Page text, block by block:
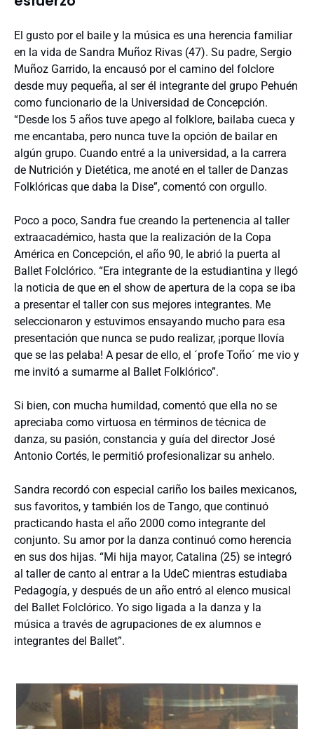
El gusto por el baile y la música es una herencia familiar
en la vida de Sandra Muñoz Rivas (47). Su padre, Sergio
Muñoz Garrido, la encausó por el camino del folclore
desde muy pequeña, al ser él integrante del grupo Pehuén
como funcionario de la Universidad de Concepción.
“Desde los 5 años tuve apego al folklore, bailaba cueca y
me encantaba, pero nunca tuve la opción de bailar en
algún grupo. Cuando entré a la universidad, a la carrera
de Nutrición y Dietética, me anoté en el taller de Danzas
Folklóricas que daba la Dise”, comentó con orgullo.
Poco a poco, Sandra fue creando la pertenencia al taller
extraacadémico, hasta que la realización de la Copa
América en Concepción, el año 90, le abrió la puerta al
Ballet Folclórico. “Era integrante de la estudiantina y llegó
la noticia de que en el show de apertura de la copa se iba
a presentar el taller con sus mejores integrantes. Me
seleccionaron y estuvimos ensayando mucho para esa
presentación que nunca se pudo realizar, ¡porque llovía
que se las pelaba! A pesar de ello, el ´profe Toño´ me vio y
me invitó a sumarme al Ballet Folklórico”.
Si bien, con mucha humildad, comentó que ella no se
apreciaba como virtuosa en términos de técnica de
danza, su pasión, constancia y guía del director José
Antonio Cortés, le permitió profesionalizar su anhelo.
Sandra recordó con especial cariño los bailes mexicanos,
sus favoritos, y también los de Tango, que continuó
practicando hasta el año 2000 como integrante del
conjunto. Su amor por la danza continuó como herencia
en sus dos hijas. “Mi hija mayor, Catalina (25) se integró
al taller de canto al entrar a la UdeC mientras estudiaba
Pedagogía, y después de un año entró al elenco musical
del Ballet Folclórico. Yo sigo ligada a la danza y la
música a través de agrupaciones de ex alumnos e
integrantes del Ballet”.